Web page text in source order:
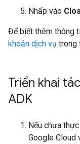
Nhấp vào
Để biết thêm thông
khoản dịch vụ trong
Triển khai
ADK
Nếu chưa
Google Cloud